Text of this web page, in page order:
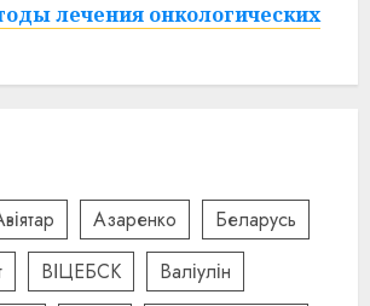
лечения онкологических
Азаренко
Беларусь
ВІЦЕБСК
Валіулін